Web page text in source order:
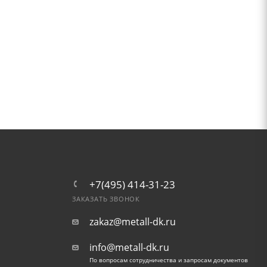
+7(495) 414-31-23
ЗАКАЗАТЬ ЗВОНОК
zakaz@metall-dk.ru
info@metall-dk.ru
По вопросам сотрудничества и запросам документов